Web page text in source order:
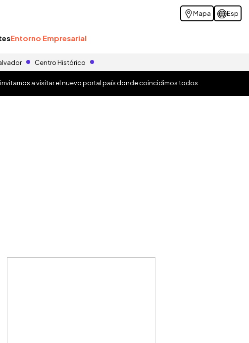
Mapa Esp
Entorno Empresarial
Centro Histórico
invitamos a visitar el nuevo portal país donde coincidimos todos.